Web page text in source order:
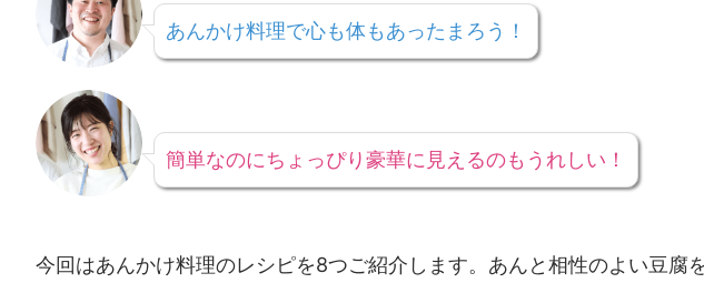
あんかけ料理で心も体もあったまろう！
簡単なのにちょっぴり豪華に見えるのもうれしい！
今回はあんかけ料理のレシピを8つご紹介します。あんと相性のよい豆腐